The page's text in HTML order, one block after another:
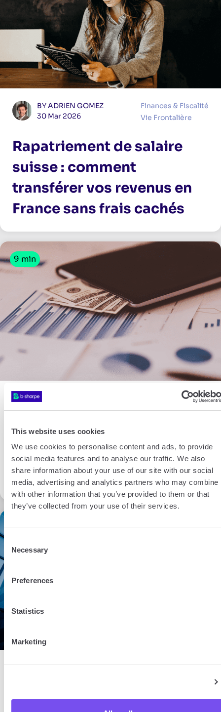
This website uses cookies
We use cookies to personalise content and ads, to provide
social media features and to analyse our traffic. We also
share information about your use of our site with our social
media, advertising and analytics partners who may combine
with other information that you’ve provided to them or that
they’ve collected from your use of their services.
Consent
Selection
Necessary
Preferences
Statistics
Marketing
BY ADRIEN GOMEZ
30 Mar 2026
Finances & Fiscalité
Vie Frontalière
Rapatriement de salaire
suisse : comment
transférer vos revenus en
France sans frais cachés
9 min
BY DAVID PEREIRA
15 Mar 2026
Finances & Fiscalité
Comment effectuer un
transfert d’argent
international ?
18 min
BY ADRIEN GOMEZ
Entreprise
Les clés pour domicilier